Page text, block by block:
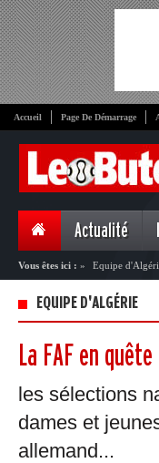
Accueil Page De Démarrage
Actualité
Vous êtes ici : » Equipe
EQUIPE D'ALGÉRIE
La FAF en
les sélections
dames et
allemand...